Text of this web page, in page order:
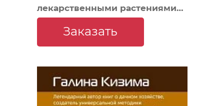
лекарственными растениями
(Bruk.Herbs)
Заказать